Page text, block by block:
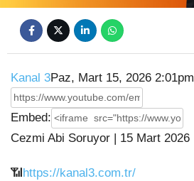
Kanal 3Paz, Mart 15, 2026 2:01pm
Embed:
Cezmi Abi Soruyor | 15 Mart 2026
📶https://kanal3.com.tr/